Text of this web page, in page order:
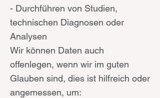
- Durchführen von Studien,
technischen Diagnosen oder
Analysen
Wir können Daten auch
offenlegen, wenn wir im guten
Glauben sind, dies ist hilfreich oder
angemessen, um: